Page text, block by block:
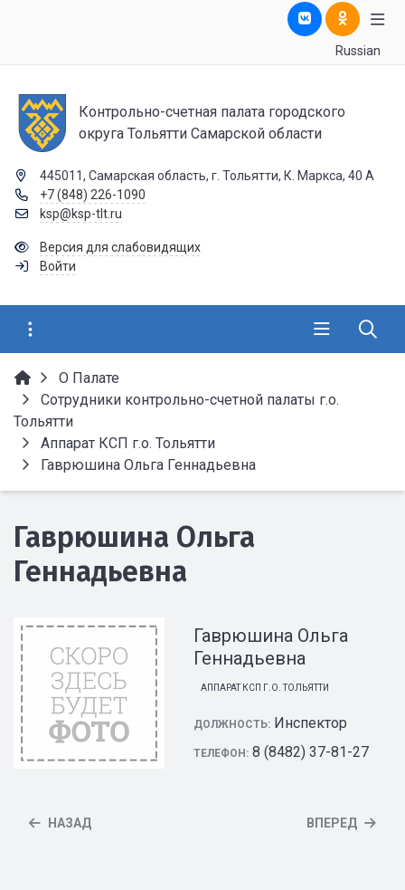
Russian
Контрольно-счетная палата городского
округа Тольятти Самарской области
445011, Самарская область, г. Тольятти, К. Маркса, 40 А
+7 (848) 226-1090
ksp@ksp-tlt.ru
Версия для слабовидящих
Войти
О Палате
Сотрудники контрольно-счетной палаты г.о.
Тольятти
Аппарат КСП г.о. Тольятти
Гаврюшина Ольга Геннадьевна
Гаврюшина Ольга
Геннадьевна
Гаврюшина Ольга
Геннадьевна
АППАРАТ КСП Г.О. ТОЛЬЯТТИ
ДОЛЖНОСТЬ: Инспектор
ТЕЛЕФОН: 8 (8482) 37-81-27
НАЗАД ВПЕРЕД